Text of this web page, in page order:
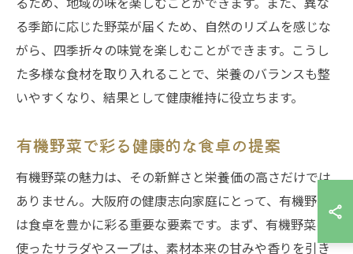
る季節に応じた野菜が届くため、自然のリズムを感じな
がら、四季折々の味覚を楽しむことができます。こうし
た多様な食材を取り入れることで、栄養のバランスも整
いやすくなり、結果として健康維持に役立ちます。
有機野菜で彩る健康的な食卓の提案
有機野菜の魅力は、その新鮮さと栄養価の高さだけでは
ありません。大阪府の健康志向家庭にとって、有機野菜
は食卓を豊かに彩る重要な要素です。まず、有機野菜を
使ったサラダやスープは、素材本来の甘みや香りを引き